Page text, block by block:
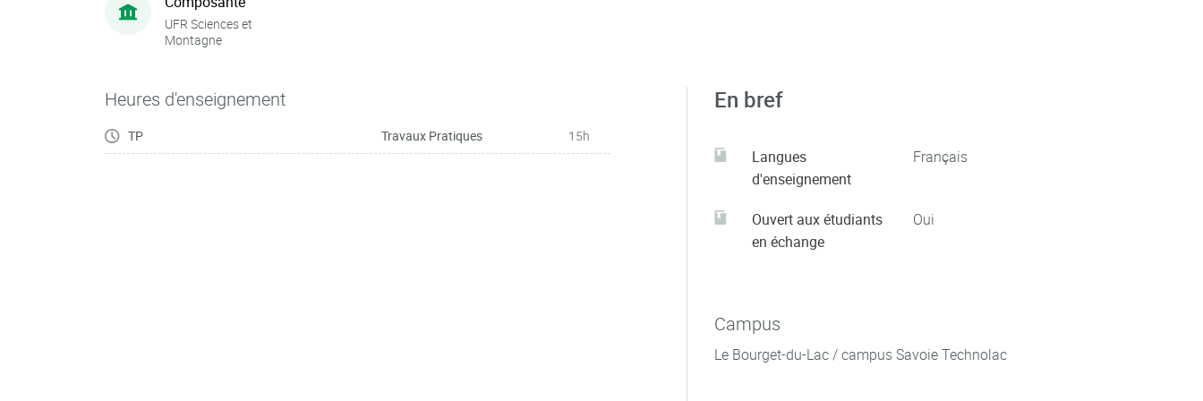
UFR Sciences et
Montagne
Heures d'enseignement
TP Travaux Pratiques 15h
En bref
Langues
d'enseignement
Français
Ouvert aux étudiants
en échange
Oui
Campus
Le Bourget-du-Lac / campus Savoie Technolac